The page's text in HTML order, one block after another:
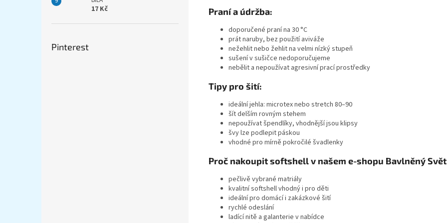
17 Kč
Pinterest
Praní a údržba:
doporučené praní na 30 °C
prát naruby, bez použití aviváže
nežehlit nebo žehlit na velmi nízký stupeň
sušení v sušičce nedoporučujeme
nebělit a nepoužívat agresivní prací prostředky
Tipy pro šití:
ideální jehla: microtex nebo stretch 80–90
šít delším rovným stehem
nepoužívat špendlíky, vhodnější jsou klipsy
švy lze podlepit páskou
vhodné pro mírně pokročilé švadlenky
Proč nakoupit softshell v našem e-shopu Bavlněný
pečlivě vybrané matriály
kvalitní softshell vhodný i pro děti
ideální pro domácí i zakázkové šití
rychlé odeslání
ladící nitě a galanterie v nabídce